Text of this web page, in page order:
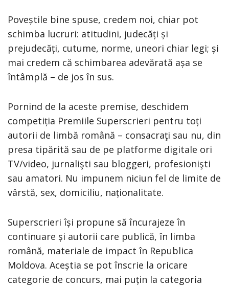
Poveștile bine spuse, credem noi, chiar pot
schimba lucruri: atitudini, judecăți și
prejudecăți, cutume, norme, uneori chiar legi; și
mai credem că schimbarea adevărată așa se
întâmplă – de jos în sus.
Pornind de la aceste premise, deschidem
competiția Premiile Superscrieri pentru toți
autorii de limbă română – consacraţi sau nu, din
presa tipărită sau de pe platforme digitale ori
TV/video, jurnalişti sau bloggeri, profesionişti
sau amatori. Nu impunem niciun fel de limite de
vârstă, sex, domiciliu, naționalitate.
Superscrieri își propune să încurajeze în
continuare și autorii care publică, în limba
română, materiale de impact în Republica
Moldova. Aceștia se pot înscrie la oricare
categorie de concurs, mai puțin la categoria